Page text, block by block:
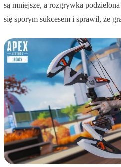
są mniejsze, a rozgrywka
się sporym sukcesem i sprawił, że